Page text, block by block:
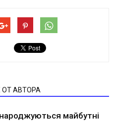
ОТ АВТОРА
народжуються майбутні